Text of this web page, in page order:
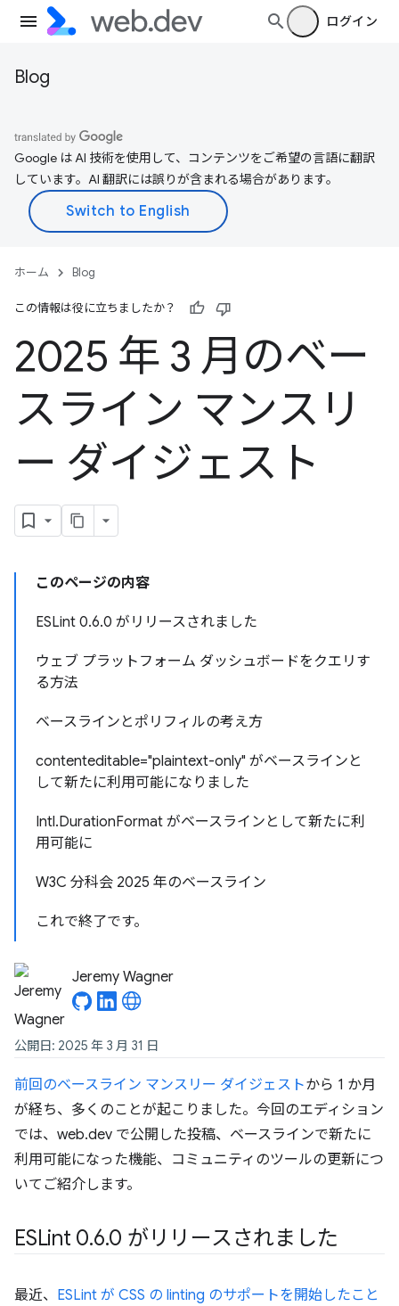
ログイン
Blog
Google は AI 技術を使用して、コンテンツをご希望の言語に翻訳
しています。AI 翻訳には誤りが含まれる場合があります。
ホーム Blog
この情報は役に立ちましたか？
2025 年 3 月のベー
スライン マンスリ
ー ダイジェスト
このページの内容
ESLint 0.6.0 がリリースされました
ウェブ プラットフォーム ダッシュボードをクエリす
る方法
ベースラインとポリフィルの考え方
contenteditable="plaintext-only" がベースラインと
して新たに利用可能になりました
Intl.DurationFormat がベースラインとして新たに利
用可能に
W3C 分科会 2025 年のベースライン
これで終了です。
Jeremy Wagner
公開日: 2025 年 3 月 31 日
前回のベースライン マンスリー ダイジェストから 1 か月
が経ち、多くのことが起こりました。今回のエディション
では、web.dev で公開した投稿、ベースラインで新たに
利用可能になった機能、コミュニティのツールの更新につ
いてご紹介します。
ESLint 0.6.0 がリリースされました
最近、 ESLint が CSS の linting のサポートを開始したこと